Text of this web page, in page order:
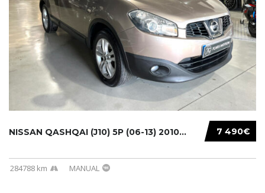
7 490€
NISSAN QASHQAI (J10) 5P (06-13) 2010...
284788 km MANUAL